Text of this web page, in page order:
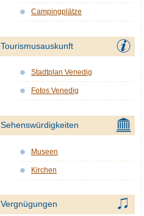
Campingplätze
Tourismusauskunft
Stadtplan Venedig
Fotos Venedig
Sehenswürdigkeiten
Museen
Kirchen
Vergnügungen